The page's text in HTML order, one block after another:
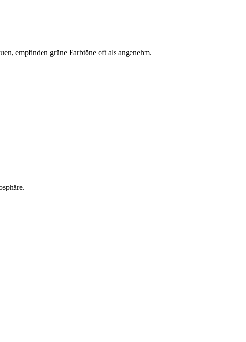
empfinden grüne Farbtöne oft als angenehm.